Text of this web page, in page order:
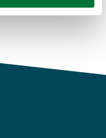
cómo se procesan sus
del sitio web con
publicidad y análisis